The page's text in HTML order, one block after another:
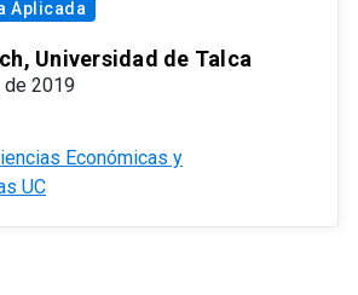
Aplicada
Universidad de Talca
de 2019
Económicas y
UC